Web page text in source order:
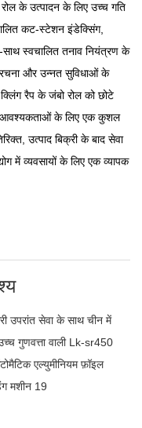
के उत्पादन के लिए उच्च गति
कट-स्टेशन इंडेक्सिंग,
स्वचालित तनाव नियंत्रण के
और उन्नत सुविधाओं के
रैप के जंबो रोल को छोटे
आवश्यकताओं के लिए एक कुशल
उत्पाद बिक्री के बाद सेवा
में व्यवसायों के लिए एक व्यापक